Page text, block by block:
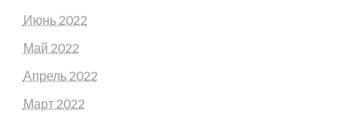
Июнь 2022
Май 2022
Апрель 2022
Март 2022